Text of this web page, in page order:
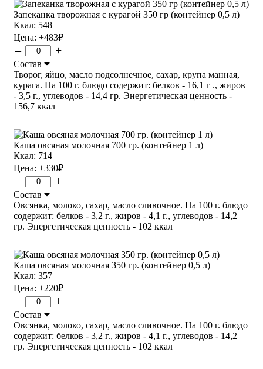
Запеканка творожная с курагой 350 гр (контейнер 0,5 л)
Ккал: 548
Цена: +483₽
– +
Состав
Творог, яйцо, масло подсолнечное, сахар, крупа манная,
курага. На 100 г. блюдо содержит: белков - 16,1 г ., жиров
- 3,5 г., углеводов - 14,4 гр. Энергетическая ценность -
156,7 ккал
Каша овсяная молочная 700 гр. (контейнер 1 л)
Ккал: 714
Цена: +330₽
– +
Состав
Овсянка, молоко, сахар, масло сливочное. На 100 г. блюдо
содержит: белков - 3,2 г., жиров - 4,1 г., углеводов - 14,2
гр. Энергетическая ценность - 102 ккал
Каша овсяная молочная 350 гр. (контейнер 0,5 л)
Ккал: 357
Цена: +220₽
– +
Состав
Овсянка, молоко, сахар, масло сливочное. На 100 г. блюдо
содержит: белков - 3,2 г., жиров - 4,1 г., углеводов - 14,2
гр. Энергетическая ценность - 102 ккал